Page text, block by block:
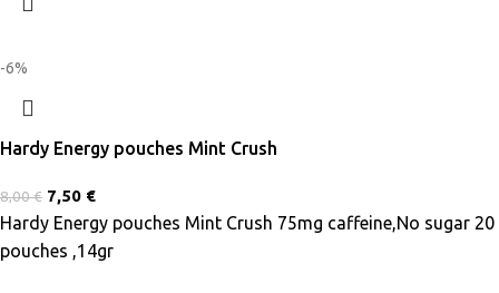
-6%
Hardy Energy pouches Mint Crush
8,00€ 7,50 €
Hardy Energy pouches Mint Crush 75mg caffeine,No sugar 20
pouches ,14gr